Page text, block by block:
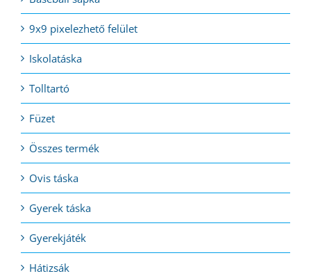
9x9 pixelezhető felület
Iskolatáska
Tolltartó
Füzet
Összes termék
Ovis táska
Gyerek táska
Gyerekjáték
Hátizsák